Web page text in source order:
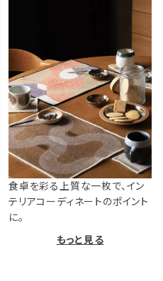
食卓を彩る上質な一枚で、イン
テリアコーディネートのポイント
に。
もっと見る